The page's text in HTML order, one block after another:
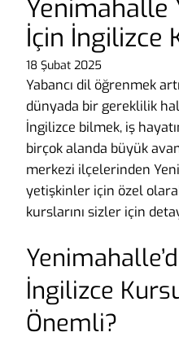
Yenimahalle
İçin İngilizce
18 Şubat 2025
Yabancı dil öğrenmek
dünyada bir gereklilik
İngilizce bilmek, iş
birçok alanda büyük
merkezi ilçelerinden
yetişkinler için özel
kurslarını sizler için
İngilizce
Önemli?